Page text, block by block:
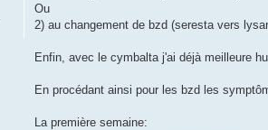
Ou
2) au changement de bzd (seresta vers
Enfin, avec le cymbalta j'ai déjà meilleure
En procédant ainsi pour les bzd les
La première semaine: